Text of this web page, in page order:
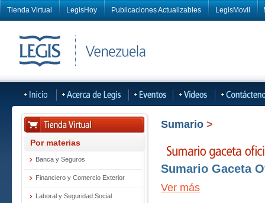
Tienda Virtual LegisHoy Publicaciones Actualizables LegisMovil
Por materias
Banca y Seguros
Financiero y Comercio Exterior
Laboral y Seguridad Social
Sumario >
Sumario Gaceta
Ver más